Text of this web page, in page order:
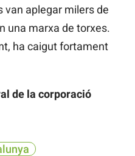
van aplegar milers de
una marxa de torxes.
ha caigut fortament
de la corporació